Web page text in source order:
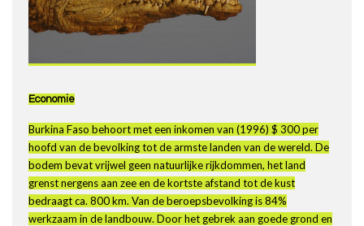
Economie
Burkina Faso behoort met een inkomen van (1996) $ 300 per
hoofd van de bevolking tot de armste landen van de wereld. De
bodem bevat vrijwel geen natuurlijke rijkdommen, het land
grenst nergens aan zee en de kortste afstand tot de kust
bedraagt ca. 800 km. Van de beroepsbevolking is 84%
werkzaam in de landbouw. Door het gebrek aan goede grond en